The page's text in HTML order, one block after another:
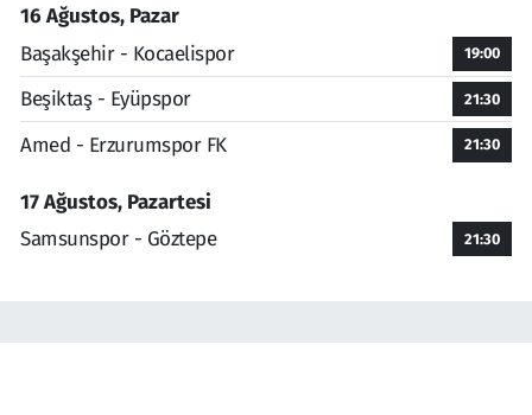
16 Ağustos, Pazar
Başakşehir - Kocaelispor
19:00
Beşiktaş - Eyüpspor 21:30
Amed - Erzurumspor FK 21:30
17 Ağustos, Pazartesi
Samsunspor - Göztepe
21:30